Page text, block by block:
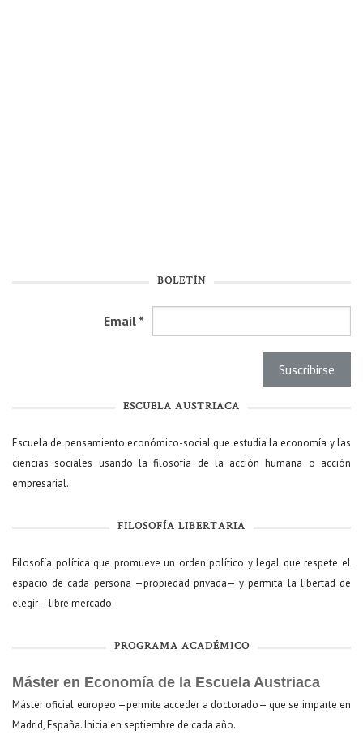
BOLETÍN
Email *
ESCUELA AUSTRIACA
Escuela de pensamiento económico-social que estudia la economía y las
ciencias sociales usando la filosofía de la acción humana o acción
empresarial.
FILOSOFÍA LIBERTARIA
Filosofía política que promueve un orden político y legal que respete el
espacio de cada persona —propiedad privada— y permita la libertad de
elegir —libre mercado.
PROGRAMA ACADÉMICO
Máster en Economía de la Escuela Austriaca
Máster oficial europeo —permite acceder a doctorado— que se imparte en
Madrid, España. Inicia en septiembre de cada año.